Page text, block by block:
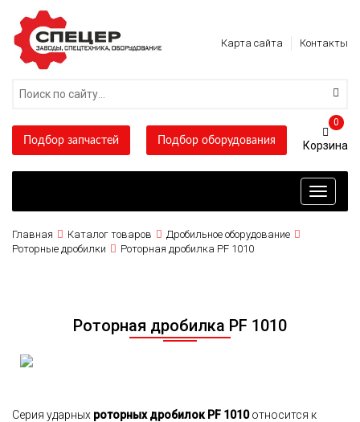
Карта сайта Контакты
Подбор запчастей Подбор оборудования
0
Toggle
Главная Каталог товаров
Дробильное оборудование
Роторные дробилки
Роторная дробилка PF 1010
Роторная дробилка PF 1010
Серия ударных роторных дробилок PF 1010относится к